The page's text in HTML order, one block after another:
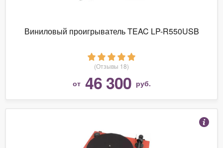
Виниловый проигрыватель TEAC LP-R550USB
(Отзывы 18)
от 46 300 руб.